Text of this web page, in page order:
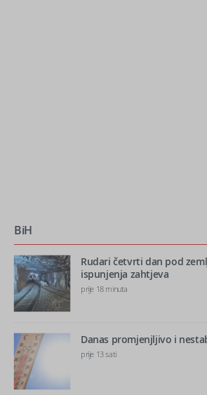
BiH
Rudari četvrti dan pod
ispunjenja zahtjeva
prije 18 minuta
Danas promjenjljivo i
prije 13 sati